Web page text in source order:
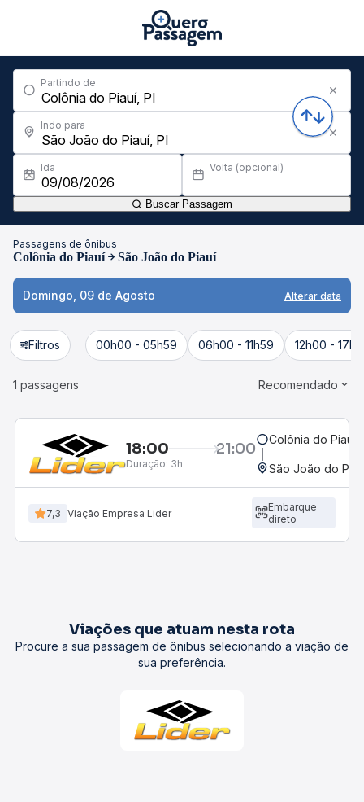
Partindo de
Indo para
Ida Volta (opcional)
Buscar Passagem
Passagens de ônibus
Colônia do Piauí São João do Piauí
Domingo, 09 de Agosto Alterar data
Filtros 00h00 - 05h59 06h00 - 11h59 12h00 -
1 passagens Recomendado
18:00 21:00
Duração: 3h
Colônia do Piauí,
São João do
7,3 Viação Empresa Lider
Embarque
direto
Viações que atuam nesta rota
Procure a sua passagem de ônibus selecionando a viação de
sua preferência.